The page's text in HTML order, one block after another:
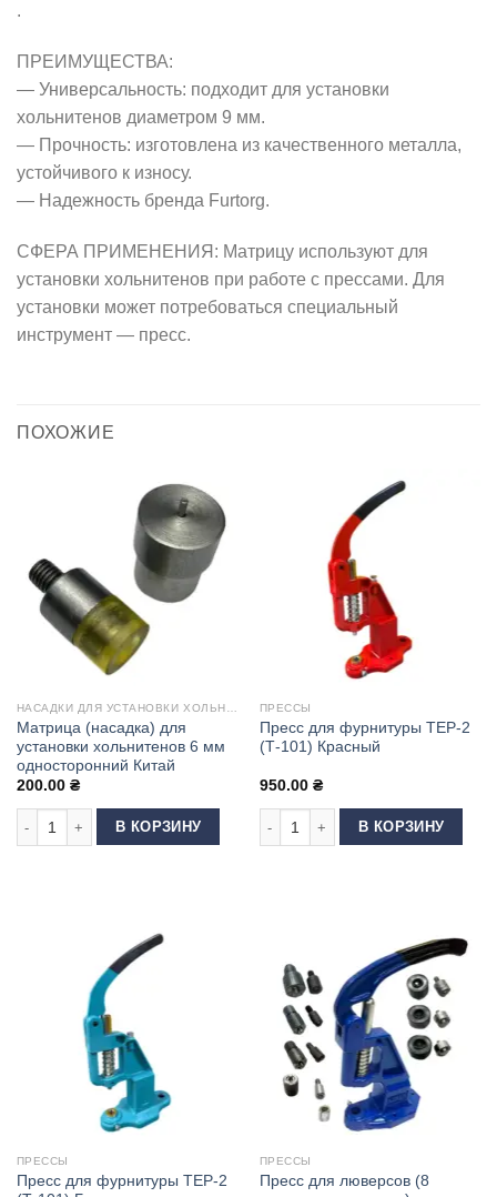
.
ПРЕИМУЩЕСТВА:
— Универсальность: подходит для установки
хольнитенов диаметром 9 мм.
— Прочность: изготовлена из качественного металла,
устойчивого к износу.
— Надежность бренда Furtorg.
СФЕРА ПРИМЕНЕНИЯ: Матрицу используют для
установки хольнитенов при работе с прессами. Для
установки может потребоваться специальный
инструмент — пресс.
ПОХОЖИЕ
НАСАДКИ ДЛЯ УСТАНОВКИ ХОЛЬНИТЕНОВ
Матрица (насадка) для
установки хольнитенов 6 мм
односторонний Китай
200.00 ₴
Количество товара Матрица (насадка) для установки хольнитенов 6 мм
В КОРЗИНУ
ПРЕССЫ
Пресс для фурнитуры ТЕР-2
(Т-101) Красный
950.00 ₴
Количество товара Пресс для
В КОРЗИНУ
ПРЕССЫ
Пресс для фурнитуры ТЕР-2
ПРЕССЫ
Пресс для люверсов (8